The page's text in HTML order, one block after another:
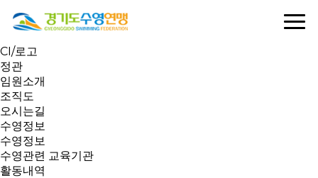
인사말
CI/로고
정관
임원소개
조직도
오시는길
수영정보
수영정보
수영관련 교육기관
활동내역